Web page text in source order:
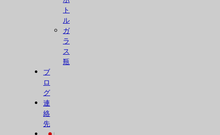
ト
ル
ガ
ラ
ス
瓶
ブ
ロ
グ
連
絡
先